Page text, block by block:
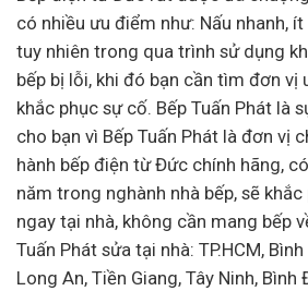
có nhiều ưu điểm như: Nấu nhanh,
tuy nhiên trong qua trình sử dụng
bếp bị lỗi, khi đó bạn cần tìm đơn vị
khắc phục sự cố. Bếp Tuấn Phát là
cho bạn vì Bếp Tuấn Phát là đơn vị
hành bếp điện từ Đức chính hãng,
năm trong nghành nhà bếp, sẽ
ngay tại nhà, không cần mang bếp
Tuấn Phát sửa tại nhà: TP.HCM,
Long An, Tiền Giang, Tây Ninh, Bình